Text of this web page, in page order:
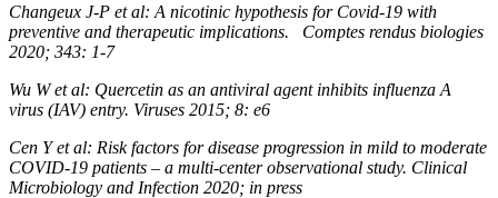
Changeux J-P et al: A nicotinic hypothesis for Covid-19 with
preventive and therapeutic implications. Comptes rendus biologies
2020; 343: 1-7
Wu W et al: Quercetin as an antiviral agent inhibits influenza A
virus (IAV) entry. Viruses 2015; 8: e6
Cen Y et al: Risk factors for disease progression in mild to moderate
COVID-19 patients – a multi-center observational study. Clinical
Microbiology and Infection 2020; in press